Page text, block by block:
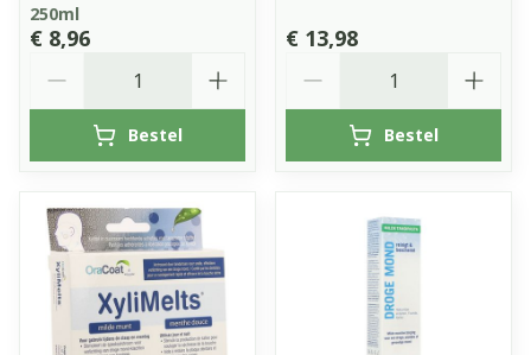
250ml
€ 8,96
Bestel
€ 13,98
Bestel